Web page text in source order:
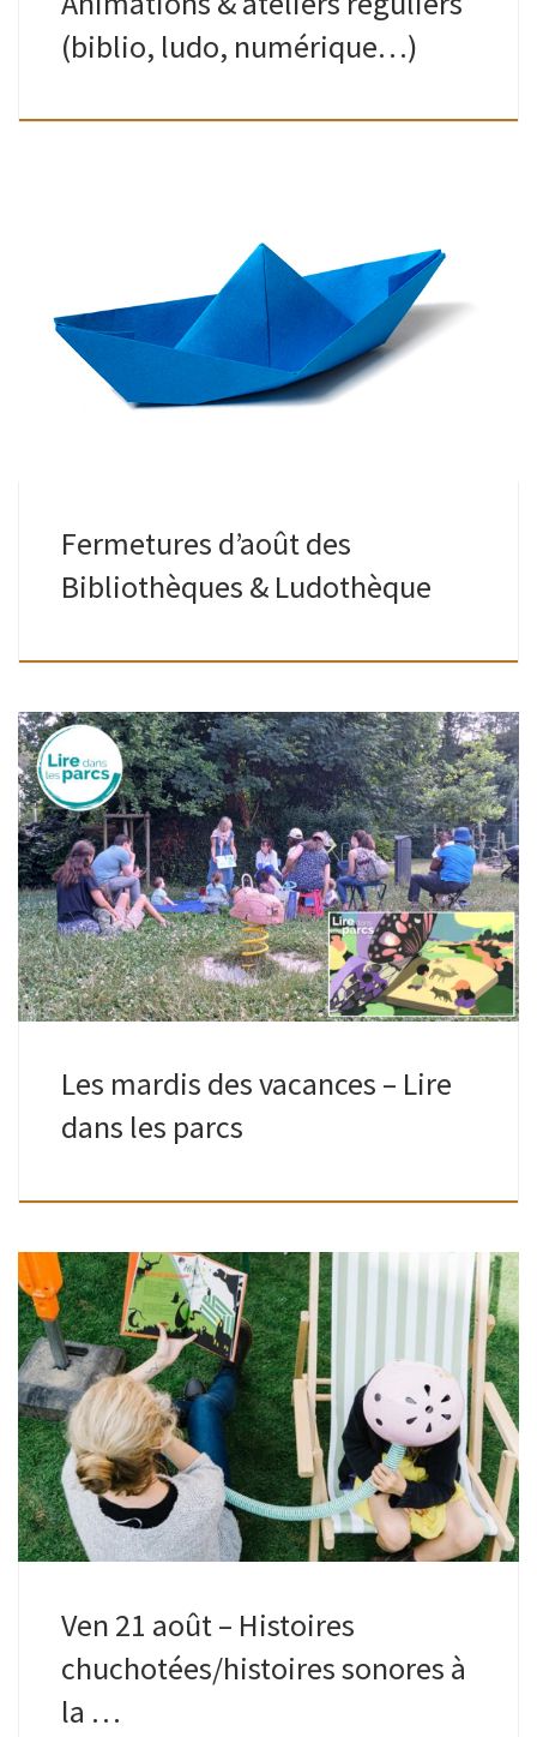
(biblio, ludo, numérique…)
Bibliothèques & Ludothèque de Watermael (quartier Keym)
mais toujours : retour possible des emprunts dans la boite à
livres, à hauteur du n° 7 rue Gratès, un peu plus loin sur […]
Fermetures d’août des
Bibliothèques & Ludothèque
Lire dans les parcs ou quand les livres sortent des
bibliothèques pendant l’été. Petites et grandes oreilles,
venez écouter des histoires dans 38 parcs bruxellois, du
mardi 7 juillet au […]
Les mardis des vacances – Lire
dans les parcs
Grands comme petits | Place Joseph Wauters | 16h30-
18hAnimé par les bibliothécaires Des histoires, des histoires
et encore des histoires ! Y en a des drôles, y en a des […]
Ven 21 août – Histoires
chuchotées/histoires sonores à
la …